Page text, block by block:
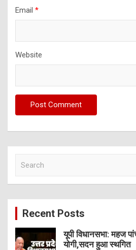
Email *
Website
c
Recent Posts
यूपी विधानसभा: महज
योगी,सदन हुआ स्थगित